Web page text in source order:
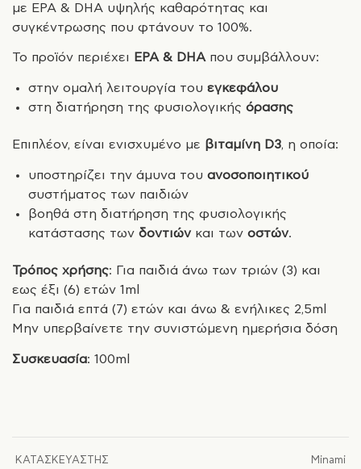
με ΕPA & DHA υψηλής καθαρότητας και
συγκέντρωσης που φτάνουν το 100%.
Το προϊόν περιέχει EPA & DHA που συμβάλλουν:
στην ομαλή λειτουργία του εγκεφάλου
στη διατήρηση της φυσιολογικής όρασης
Επιπλέον, είναι ενισχυμένο με βιταμίνη D3, η οποία:
υποστηρίζει την άμυνα του ανοσοποιητικού
συστήματος των παιδιών
βοηθά στη διατήρηση της φυσιολογικής
κατάστασης των δοντιώνκαι των οστών.
Τρόπος χρήσης: Για παιδιά άνω των τριών (3) και
εως έξι (6) ετών 1ml
Για παιδιά επτά (7) ετών και άνω & ενήλικες 2,5ml
Μην υπερβαίνετε την συνιστώμενη ημερήσια δόση
Συσκευασία: 100ml
ΚΑΤΑΣΚΕΥΑΣΤΉΣ
Minami